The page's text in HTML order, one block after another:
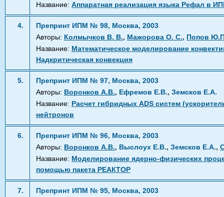
Название: Аппаратная реализация языка Рефал в
4.
Препринт ИПМ № 98, Москва, 2003
Авторы: Колмычков В. В., Мажорова О. С., Попов
Название: Математическое моделирование
Надкритическая конвекция
5.
Препринт ИПМ № 97, Москва, 2003
Авторы: Воронков А.В., Ефремов Е.В., Земсков Е.А.
Название: Расчет гибридных ADS систем
нейтронов
6.
Препринт ИПМ № 96, Москва, 2003
Авторы: Воронков А.В., Выслоух Е.В., Земсков Е.А.,
Название: Моделирование ядерно-физических
помощью пакета РЕАКТОР
7.
Препринт ИПМ № 95, Москва, 2003